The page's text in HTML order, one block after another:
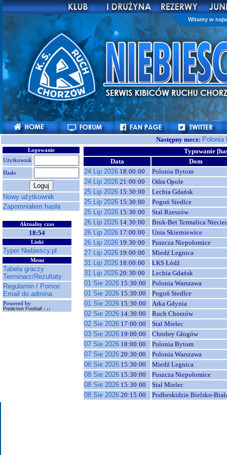
Witamy w
Następny mecz:
Logowanie
Użytkownik
Hasło
Nowy użytkownik
Zapomniałem hasła
Aktualny czas
18:54
Linki
Typer Niebiescy.pl
Menu
Tabela graczy
Terminarz/Rezultaty
Regulamin / Pomoc
Email do admina
Powered by
Prediction Football 1.11
Typowanie
Data
Dom
24 Lip 2026 18:00:00
Polonia Bytom
24 Lip 2026 21:00:00
Odra Opole
25 Lip 2026 15:30:00
Lechia Gdańsk
25 Lip 2026 15:30:00
Pogoń Siedlce
25 Lip 2026 15:30:00
Stal Rzeszów
26 Lip 2026 14:30:00
Bruk-Bet Termalica
26 Lip 2026 17:00:00
Unia Skierniewice
26 Lip 2026 19:30:00
Puszcza Niepołomice
27 Lip 2026 19:00:00
Miedź Legnica
31 Lip 2026 18:00:00
ŁKS Łódź
31 Lip 2026 20:30:00
Lechia Gdańsk
01 Sie 2026 15:30:00
Polonia Warszawa
01 Sie 2026 15:30:00
Pogoń Siedlce
01 Sie 2026 15:30:00
Arka Gdynia
02 Sie 2026 14:30:00
Ruch Chorzów
02 Sie 2026 17:00:00
Stal Mielec
03 Sie 2026 19:00:00
Chrobry Głogów
07 Sie 2026 18:00:00
Polonia Bytom
07 Sie 2026 20:30:00
Polonia Warszawa
08 Sie 2026 15:30:00
Miedź Legnica
08 Sie 2026 15:30:00
Puszcza Niepołomice
08 Sie 2026 15:30:00
Stal Mielec
08 Sie 2026 20:15:00 Podbeskidzie Bielsko-